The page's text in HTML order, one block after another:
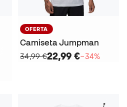
OFERTA
Camiseta Jumpman
34,99 €22,99 €−34%